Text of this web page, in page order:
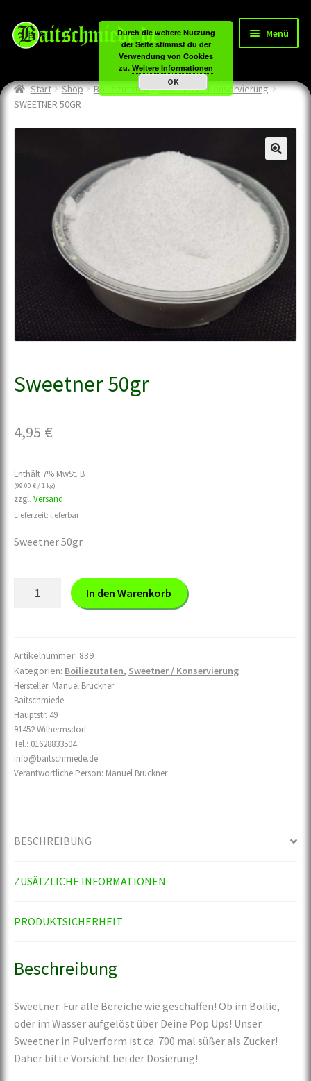
Zur
Navigation
Zum
Inhalt
Menü
öffnen
Boiliezutaten
Method&Feeder
öffnen
Tageskarten
Start Shop Boiliezutaten
Sweetner / Konservierung
SWEETNER 50GR
Sweetner 50gr
4,95 €
Enthält 7% MwSt. B
(99,00 €/ 1 kg)
zzgl. Versand
Lieferzeit: lieferbar
Sweetner 50gr
In den Warenkorb
Artikelnummer: 839
Kategorien: Boiliezutaten, Sweetner / Konservierung
Hersteller: Manuel Bruckner
Baitschmiede
Hauptstr. 49
91452 Wilhermsdorf
Tel.: 01628833504
info@baitschmiede.de
Verantwortliche Person: Manuel Bruckner
BESCHREIBUNG
ZUSÄTZLICHE INFORMATIONEN
PRODUKTSICHERHEIT
Beschreibung
Sweetner: Für alle Bereiche wie geschaffen! Ob im Boilie,
oder im Wasser aufgelöst über Deine Pop Ups! Unser
Sweetner in Pulverform ist ca. 700 mal süßer als Zucker!
Daher bitte Vorsicht bei der Dosierung!
Durch die weitere Nutzung
der Seite stimmst du der
Verwendung von Cookies
zu. Weitere Informationen
OK